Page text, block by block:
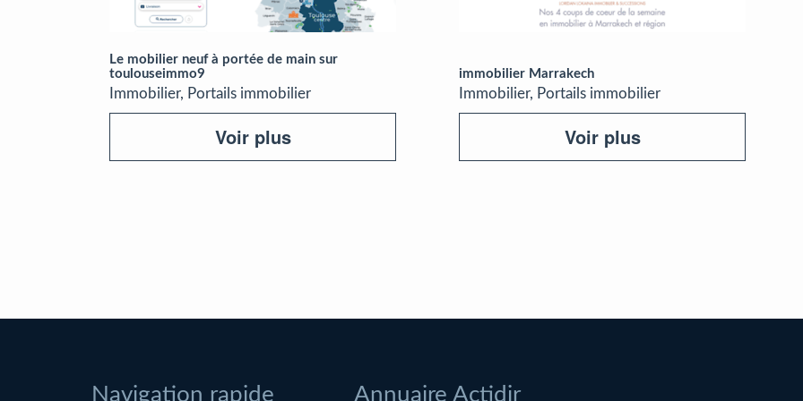
Le mobilier neuf à portée de main sur
toulouseimmo9
Immobilier, Portails immobilier
Voir plus
immobilier Marrakech
Immobilier, Portails immobilier
Voir plus
Navigation rapide Annuaire Actidir